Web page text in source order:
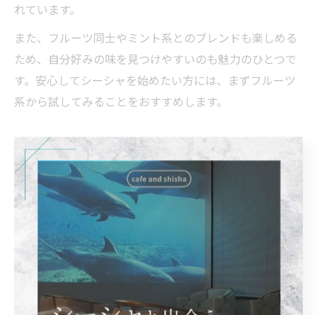
れています。
また、フルーツ同士やミント系とのブレンドも楽しめる
ため、自分好みの味を見つけやすいのも魅力のひとつで
す。安心してシーシャを始めたい方には、まずフルーツ
系から試してみることをおすすめします。
爽やかな味を楽しむシーシャの選
び方
シーシャで味わう爽やかさの選び方のコツ
シーシャフレーバーの選び方で重視されるのが「爽やか
さ」です。爽快感のあるフレーバーは、むせにくく吸い
やすいため、初心者にも安心しておすすめできます。特